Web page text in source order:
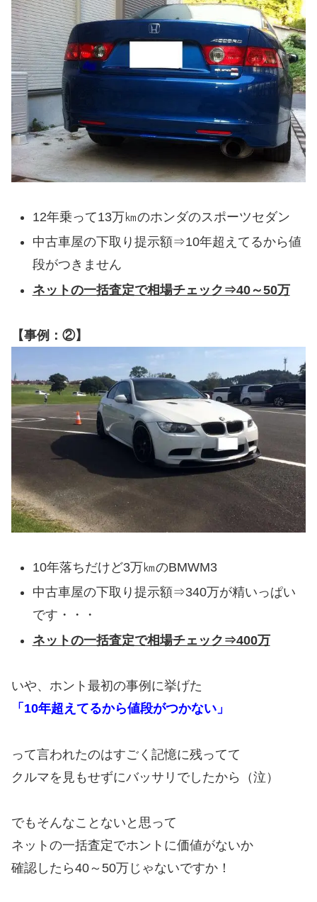
12年乗って13万㎞のホンダのスポーツセダン
中古車屋の下取り提示額⇒10年超えてるから値
段がつきません
ネットの一括査定で相場チェック⇒40～50万
【事例：②】
10年落ちだけど3万㎞のBMWM3
中古車屋の下取り提示額⇒340万が精いっぱい
です・・・
ネットの一括査定で相場チェック⇒400万
いや、ホント最初の事例に挙げた
「10年超えてるから値段がつかない」
って言われたのはすごく記憶に残ってて
クルマを見もせずにバッサリでしたから（泣）
でもそんなことないと思って
ネットの一括査定でホントに価値がないか
確認したら40～50万じゃないですか！